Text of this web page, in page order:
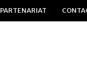
PARTENARIAT